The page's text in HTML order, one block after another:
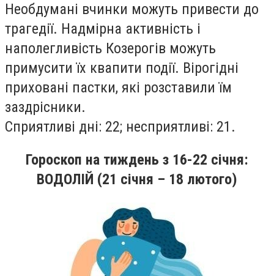
Необдуманi вчинки можуть привести до
трагедiї. Надмiрна активнiсть i
наполегливiсть Козерогiв можуть
примусити їх квапити подiї. Вiрогiднi
прихованi пастки, якi розставили їм
заздрiсники.
Сприятливi днi: 22; несприятливi: 21.
Гороскоп на тиждень з 16-22 січня:
ВОДОЛІЙ (21 січня – 18 лютого)